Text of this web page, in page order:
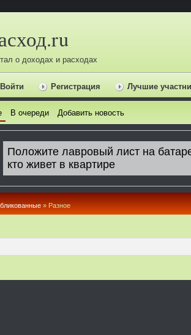
о доходах и расходах
Войти Регистрация Лучшие
В очереди Добавить новость
» Pазное